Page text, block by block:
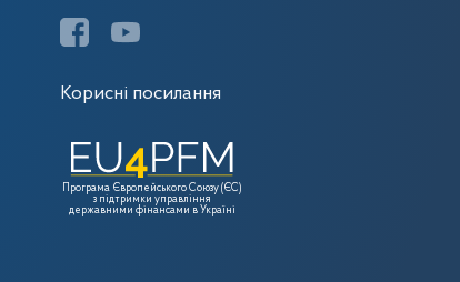
Корисні посилання
Програма Європейського Союзу (ЄС)
з підтримки управління
державними фінансами в Україні